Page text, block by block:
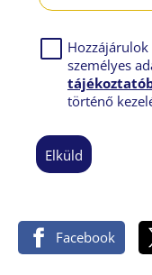
személyes
történő
elküld
Facebook